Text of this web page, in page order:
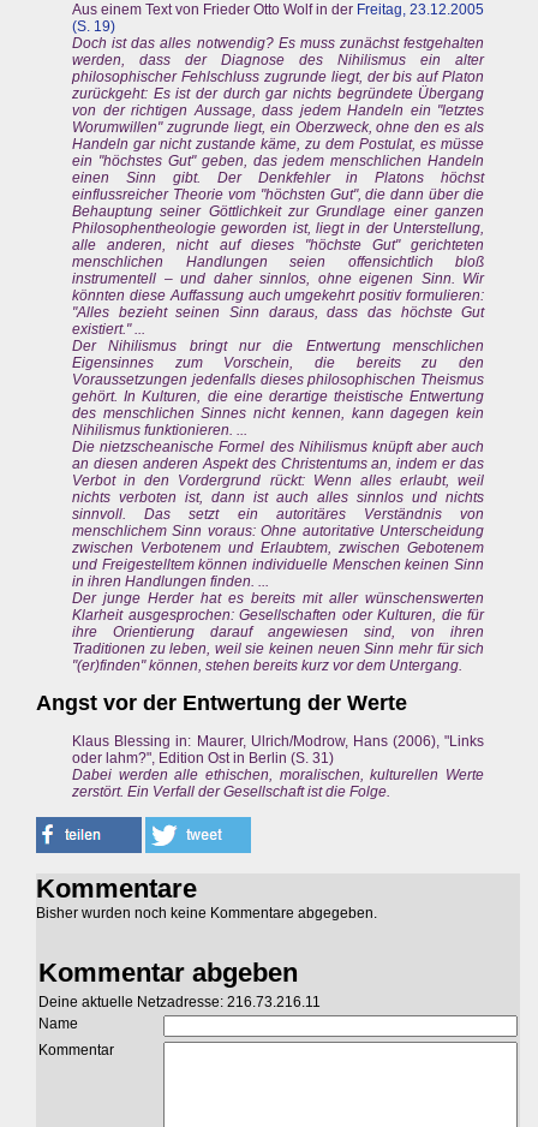
Aus einem Text von Frieder Otto Wolf in der Freitag, 23.12.2005
(S. 19)
Doch ist das alles notwendig? Es muss zunächst festgehalten
werden, dass der Diagnose des Nihilismus ein alter
philosophischer Fehlschluss zugrunde liegt, der bis auf Platon
zurückgeht: Es ist der durch gar nichts begründete Übergang
von der richtigen Aussage, dass jedem Handeln ein "letztes
Worumwillen" zugrunde liegt, ein Oberzweck, ohne den es als
Handeln gar nicht zustande käme, zu dem Postulat, es müsse
ein "höchstes Gut" geben, das jedem menschlichen Handeln
einen Sinn gibt. Der Denkfehler in Platons höchst
einflussreicher Theorie vom "höchsten Gut", die dann über die
Behauptung seiner Göttlichkeit zur Grundlage einer ganzen
Philosophentheologie geworden ist, liegt in der Unterstellung,
alle anderen, nicht auf dieses "höchste Gut" gerichteten
menschlichen Handlungen seien offensichtlich bloß
instrumentell – und daher sinnlos, ohne eigenen Sinn. Wir
könnten diese Auffassung auch umgekehrt positiv formulieren:
"Alles bezieht seinen Sinn daraus, dass das höchste Gut
existiert." ...
Der Nihilismus bringt nur die Entwertung menschlichen
Eigensinnes zum Vorschein, die bereits zu den
Voraussetzungen jedenfalls dieses philosophischen Theismus
gehört. In Kulturen, die eine derartige theistische Entwertung
des menschlichen Sinnes nicht kennen, kann dagegen kein
Nihilismus funktionieren. ...
Die nietzscheanische Formel des Nihilismus knüpft aber auch
an diesen anderen Aspekt des Christentums an, indem er das
Verbot in den Vordergrund rückt: Wenn alles erlaubt, weil
nichts verboten ist, dann ist auch alles sinnlos und nichts
sinnvoll. Das setzt ein autoritäres Verständnis von
menschlichem Sinn voraus: Ohne autoritative Unterscheidung
zwischen Verbotenem und Erlaubtem, zwischen Gebotenem
und Freigestelltem können individuelle Menschen keinen Sinn
in ihren Handlungen finden. ...
Der junge Herder hat es bereits mit aller wünschenswerten
Klarheit ausgesprochen: Gesellschaften oder Kulturen, die für
ihre Orientierung darauf angewiesen sind, von ihren
Traditionen zu leben, weil sie keinen neuen Sinn mehr für sich
"(er)finden" können, stehen bereits kurz vor dem Untergang.
Angst vor der Entwertung der Werte
Klaus Blessing in: Maurer, Ulrich/Modrow, Hans (2006), "Links
oder lahm?", Edition Ost in Berlin (S. 31)
Dabei werden alle ethischen, moralischen, kulturellen Werte
zerstört. Ein Verfall der Gesellschaft ist die Folge.
Kommentare
Bisher wurden noch keine Kommentare abgegeben.
Kommentar abgeben
Deine aktuelle Netzadresse: 216.73.216.11
Name
Kommentar